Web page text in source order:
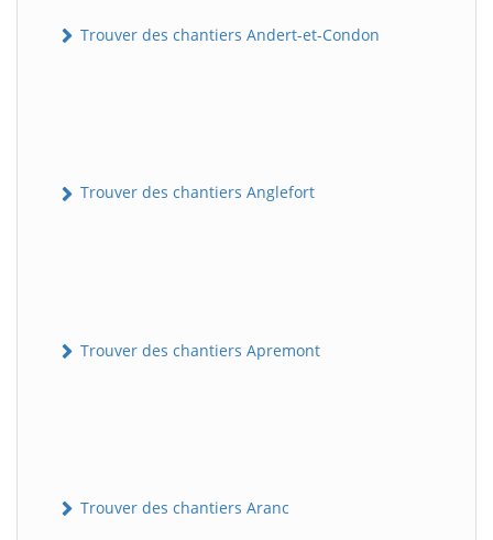
Trouver des chantiers Andert-et-Condon
Trouver des chantiers Anglefort
Trouver des chantiers Apremont
Trouver des chantiers Aranc